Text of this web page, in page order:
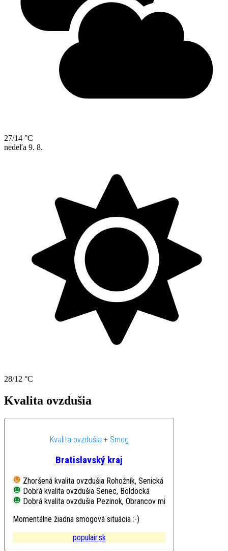
27/14 °C
nedeľa 9. 8.
28/12 °C
Kvalita ovzdušia
Kvalita ovzdušia + Smog
Bratislavský kraj
Zhoršená kvalita ovzdušia Rohožník, Senická
Dobrá kvalita ovzdušia Senec, Boldocká
Dobrá kvalita ovzdušia Pezinok, Obrancov mieru
Momentálne žiadna smogová situácia :-)
populair.sk